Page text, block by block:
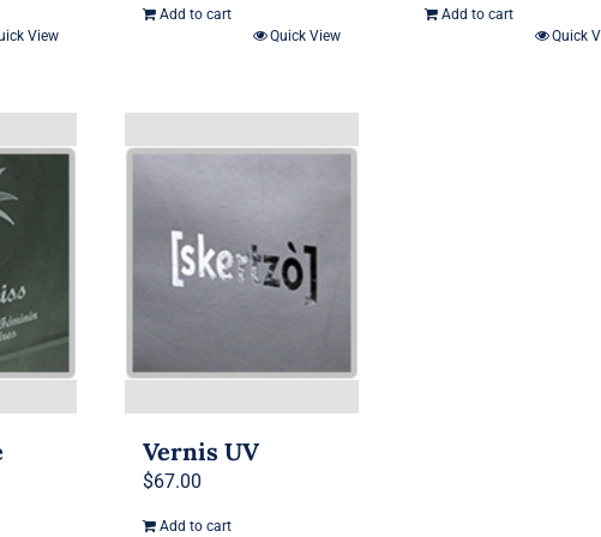
View
Add to cart
Quick View
Add to cart
Quick
Vernis UV
$67.00
Add to cart